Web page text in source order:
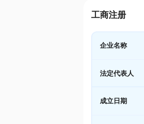
工商注册
企业名称
法定代表人
成立日期